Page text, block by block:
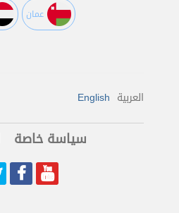
عمان
العربية English
سياسة خاصة